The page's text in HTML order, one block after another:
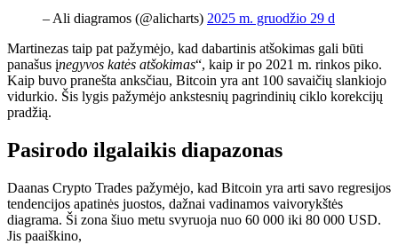
– Ali diagramos (@alicharts) 2025 m. gruodžio 29 d
Martinezas taip pat pažymėjo, kad dabartinis atšokimas gali būti
panašus įnegyvos katės atšokimas“, kaip ir po 2021 m. rinkos piko.
Kaip buvo pranešta anksčiau, Bitcoin yra ant 100 savaičių slankiojo
vidurkio. Šis lygis pažymėjo ankstesnių pagrindinių ciklo korekcijų
pradžią.
Pasirodo ilgalaikis diapazonas
Daanas Crypto Trades pažymėjo, kad Bitcoin yra arti savo regresijos
tendencijos apatinės juostos, dažnai vadinamos vaivorykštės
diagrama. Ši zona šiuo metu svyruoja nuo 60 000 iki 80 000 USD.
Jis paaiškino,